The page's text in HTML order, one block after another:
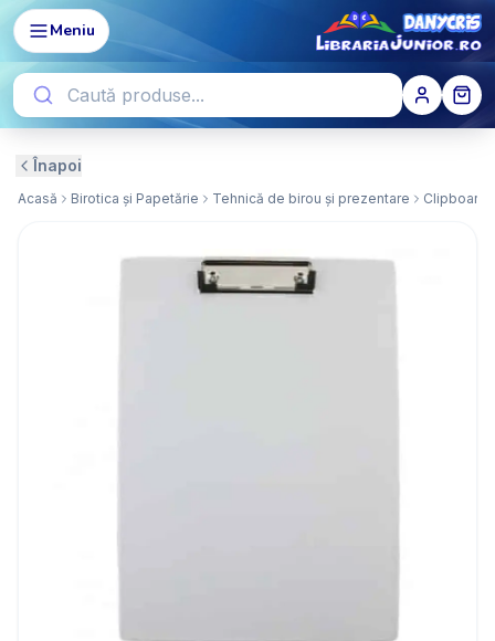
Meniu
Înapoi
Acasă Birotica și Papetărie Tehnică de birou și prezentare